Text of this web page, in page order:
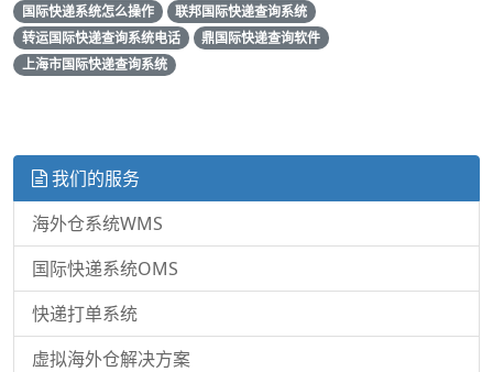
国际快递系统怎么操作
联邦国际快递查询系统
转运国际快递查询系统电话
鼎国际快递查询软件
上海市国际快递查询系统
我们的服务
海外仓系统WMS
国际快递系统OMS
快递打单系统
虚拟海外仓解决方案